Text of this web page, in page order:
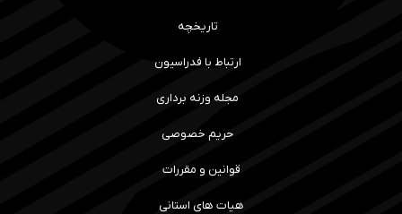
تاریخچه
ارتباط با فدراسیون
مجله وزنه برداری
حریم خصوصی
قوانین و مقررات
هیات های استانی